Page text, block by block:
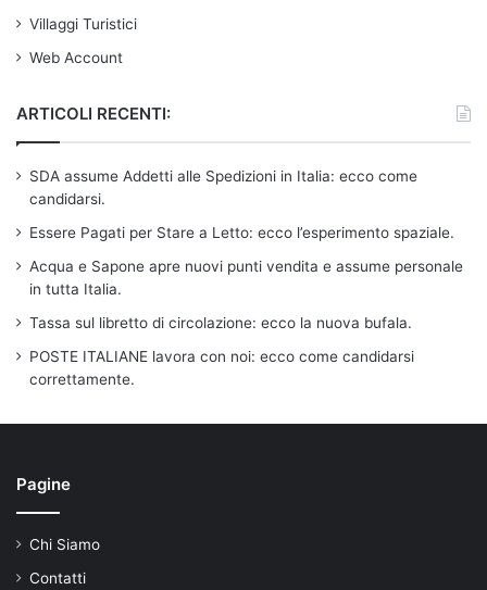
Villaggi Turistici
Web Account
ARTICOLI RECENTI:
SDA assume Addetti alle Spedizioni in Italia: ecco come
candidarsi.
Essere Pagati per Stare a Letto: ecco l’esperimento spaziale.
Acqua e Sapone apre nuovi punti vendita e assume personale
in tutta Italia.
Tassa sul libretto di circolazione: ecco la nuova bufala.
POSTE ITALIANE lavora con noi: ecco come candidarsi
correttamente.
Pagine
Chi Siamo
Contatti